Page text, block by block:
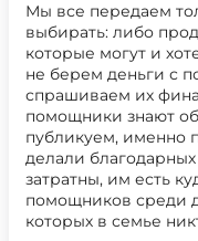
Мы все передаем
выбирать: либо
которые могут и
не берем деньги с
спрашиваем их
помощники знают
публикуем, именно
делали
затратны, им есть
помощников среди
которых в семье